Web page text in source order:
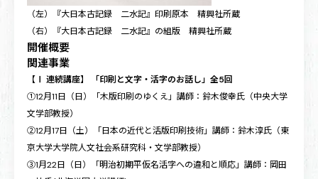
（左）『大日本古記録 二水記』印刷原本 精興社所蔵
（右）『大日本古記録 二水記』の組版 精興社所蔵
開催概要
関連事業
【Ⅰ 連続講座】 「印刷と文字・活字のお話し」全5回
①12月11日（日）「木版印刷のゆくえ」講師：鈴木俊幸氏（中央大学
文学部教授）
②12月17日（土）「日本の近代と活版印刷技術」講師：鈴木淳氏（東
京大学大学院人文社会系研究科・文学部教授）
③1月22日（日）「明治初期平仮名活字への違和と順応」講師：岡田